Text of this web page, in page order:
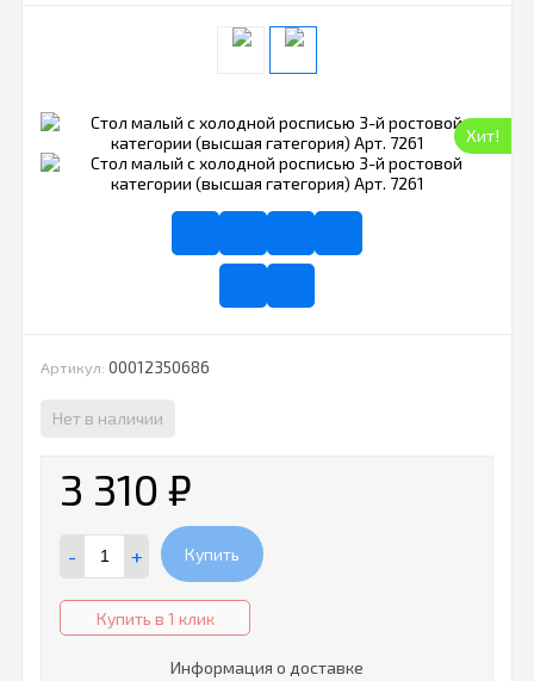
Хит!
Артикул: 00012350686
Нет в наличии
3 310 ₽
- + Купить
Купить в 1 клик
Информация о доставке